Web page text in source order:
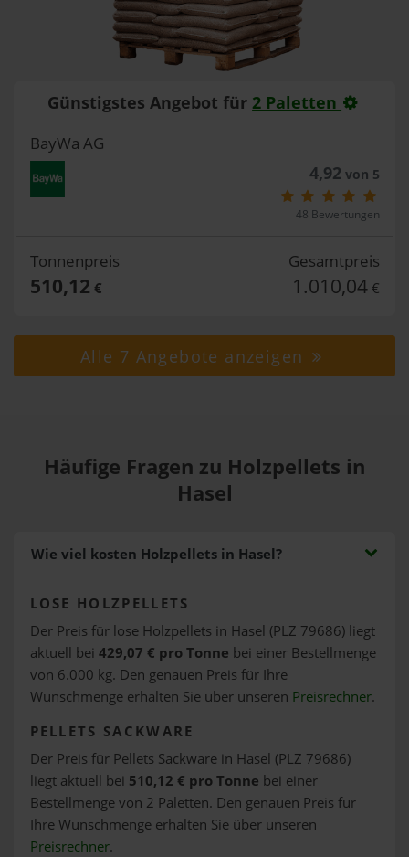
Günstigstes Angebot für 2 Paletten
BayWa AG
4,92von 5
48 Bewertungen
Tonnenpreis
510,12 €
Gesamtpreis
1.010,04 €
Alle 7 Angebote anzeigen
Häufige Fragen zu Holzpellets in
Hasel
Wie viel kosten Holzpellets in Hasel?
LOSE HOLZPELLETS
Der Preis für lose Holzpellets in Hasel (PLZ 79686) liegt
aktuell bei 429,07 € pro Tonne bei einer Bestellmenge
von 6.000 kg. Den genauen Preis für Ihre
Wunschmenge erhalten Sie über unseren Preisrechner.
PELLETS SACKWARE
Der Preis für Pellets Sackware in Hasel (PLZ 79686)
liegt aktuell bei 510,12 € pro Tonne bei einer
Bestellmenge von 2 Paletten. Den genauen Preis für
Ihre Wunschmenge erhalten Sie über unseren
Preisrechner.